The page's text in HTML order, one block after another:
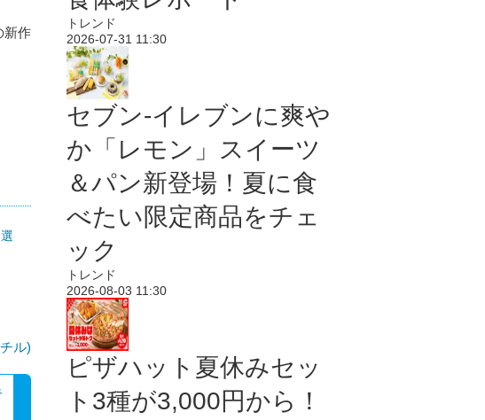
新作
ル)
トレンド
2026-07-31 11:30
セブン‐イレブンに爽や
か「レモン」スイーツ
＆パン新登場！夏に食
べたい限定商品をチェ
ック
トレンド
2026-08-03 11:30
ピザハット夏休みセッ
ト3種が3,000円から！